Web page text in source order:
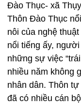
Đào Thục- xã
Thôn Đào Thục
nôi của nghệ
nổi tiếng ấy,
những sự việc
nhiều năm không
nhân dân. Thôn
đã có nhiều cán